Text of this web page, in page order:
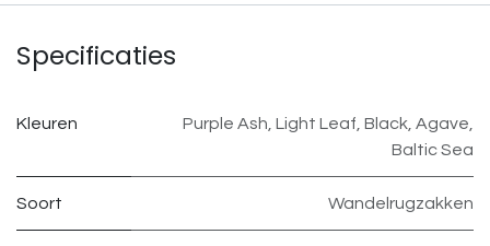
Specificaties
Kleuren Purple Ash Light Leaf Black Agave
Baltic Sea
Soort Wandelrugzakken